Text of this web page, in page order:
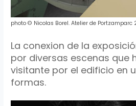
photo © Nicolas Borel.Atelier de Portzamparc
La conexion de la
por diversas escenas que
visitante por el edificio en
formas.